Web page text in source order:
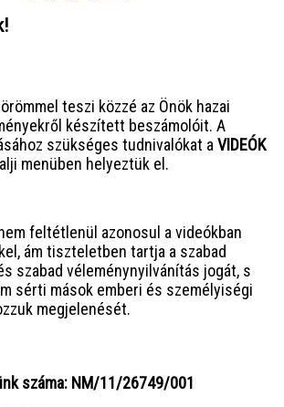
örömmel teszi közzé az Önök hazai
készített beszámolóit. A
szükséges tudnivalókat a VIDEÓK
menüben helyeztük el.
feltétlenül azonosul a videókban
ám tiszteletben tartja a szabad
szabad véleménynyilvánítás jogát, s
sérti mások emberi és személyiségi
megjelenését.
száma: NM/11/26749/001